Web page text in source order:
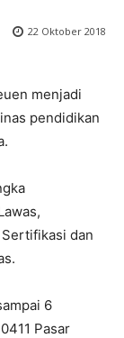
22 Oktober 2018
menjadi
pendidikan
dan
6
Pasar